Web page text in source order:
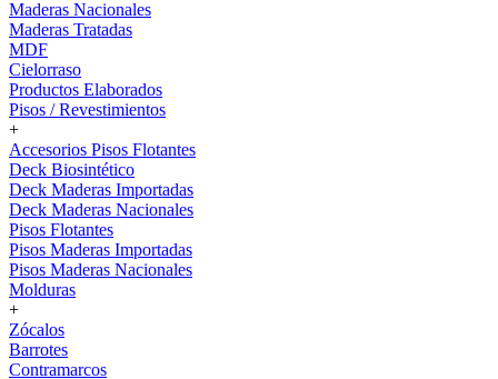
Maderas Nacionales
Maderas Tratadas
MDF
Cielorraso
Productos Elaborados
Pisos / Revestimientos
+
Accesorios Pisos Flotantes
Deck Biosintético
Deck Maderas Importadas
Deck Maderas Nacionales
Pisos Flotantes
Pisos Maderas Importadas
Pisos Maderas Nacionales
Molduras
+
Zócalos
Barrotes
Contramarcos